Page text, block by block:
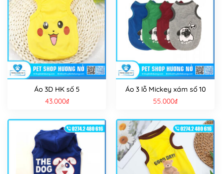
Áo 3D HK số 5
43.000₫
Áo 3 lỗ Mickey xám số 10
55.000₫